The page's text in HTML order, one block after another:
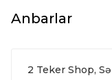
Anbarlar
2 Teker Shop,